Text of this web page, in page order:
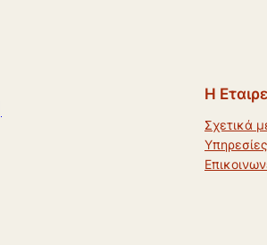
Η
Σχετικά
Υπηρεσίες